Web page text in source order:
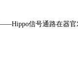
信号通路在器